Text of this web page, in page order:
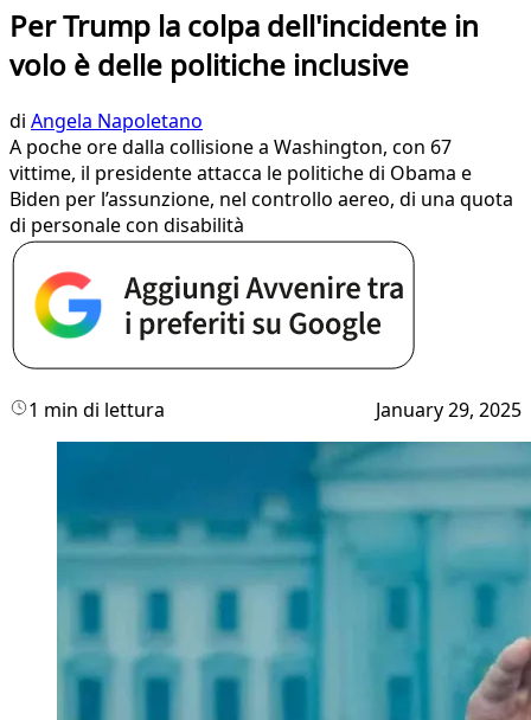
Per Trump la colpa dell'incidente in
volo è delle politiche inclusive
di Angela Napoletano
A poche ore dalla collisione a Washington, con 67
vittime, il presidente attacca le politiche di Obama e
Biden per l’assunzione, nel controllo aereo, di una quota
di personale con disabilità
1 min di lettura January 29, 2025